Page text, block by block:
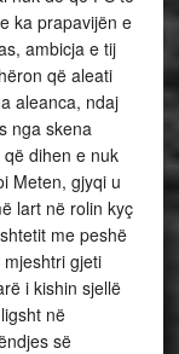
ka prapavijën e
ambicja e tij
që aleati
aleanca, ndaj
nga skena
dihen e nuk
Meten, gjyqi u
lart në rolin kyç
me peshë
gjeti
i kishin sjellë
në
së